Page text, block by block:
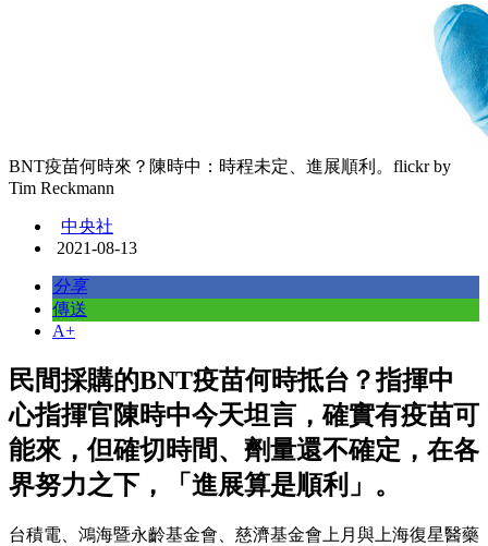
BNT疫苗何時來？陳時中：時程未定、進展順利。flickr by
Tim Reckmann
中央社
2021-08-13
分享
傳送
A+
民間採購的BNT疫苗何時抵台？指揮中
心指揮官陳時中今天坦言，確實有疫苗可
能來，但確切時間、劑量還不確定，在各
界努力之下，「進展算是順利」。
台積電、鴻海暨永齡基金會、慈濟基金會上月與上海復星醫藥